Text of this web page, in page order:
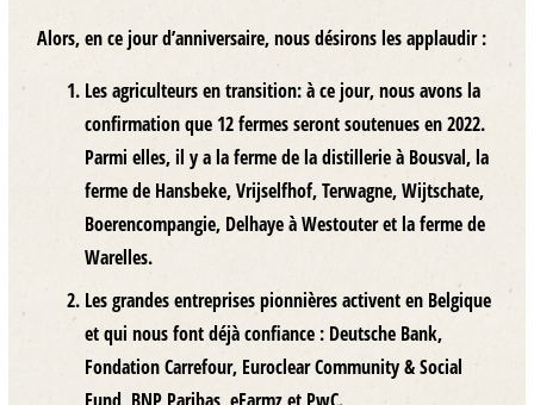
Alors, en ce jour d’anniversaire, nous désirons les applaudir :
Les agriculteurs en transition: à ce jour, nous avons la
confirmation que 12 fermes seront soutenues en 2022.
Parmi elles, il y a la ferme de la distillerie à Bousval, la
ferme de Hansbeke, Vrijselfhof, Terwagne, Wijtschate,
Boerencompangie, Delhaye à Westouter et la ferme de
Warelles.
Les grandes entreprises pionnièresactivent en Belgique
et qui nous font déjà confiance : Deutsche Bank,
Fondation Carrefour, Euroclear Community & Social